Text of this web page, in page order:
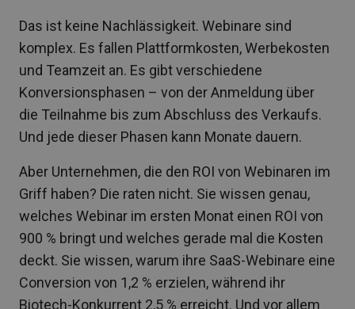
Das ist keine Nachlässigkeit. Webinare sind
komplex. Es fallen Plattformkosten, Werbekosten
und Teamzeit an. Es gibt verschiedene
Konversionsphasen – von der Anmeldung über
die Teilnahme bis zum Abschluss des Verkaufs.
Und jede dieser Phasen kann Monate dauern.
Aber Unternehmen, die den ROI von Webinaren im
Griff haben? Die raten nicht. Sie wissen genau,
welches Webinar im ersten Monat einen ROI von
900 % bringt und welches gerade mal die Kosten
deckt. Sie wissen, warum ihre SaaS-Webinare eine
Conversion von 1,2 % erzielen, während ihr
Biotech-Konkurrent 2,5 % erreicht. Und vor allem